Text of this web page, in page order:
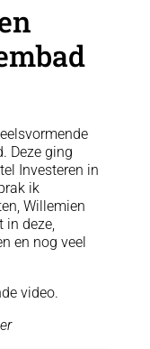
Deze ging
Investeren in
ik
Willemien
in deze,
en nog veel
video.